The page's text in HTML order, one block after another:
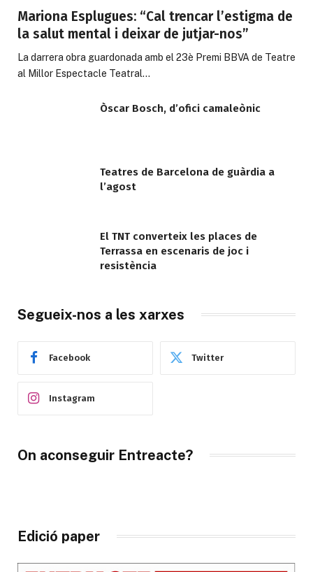
Mariona Esplugues: “Cal trencar l’estigma de
la salut mental i deixar de jutjar-nos”
La darrera obra guardonada amb el 23è Premi BBVA de Teatre
al Millor Espectacle Teatral…
Òscar Bosch, d’ofici camaleònic
Teatres de Barcelona de guàrdia a
l’agost
El TNT converteix les places de
Terrassa en escenaris de joc i
resistència
Segueix-nos a les xarxes
Facebook Twitter
Instagram
On aconseguir Entreacte?
Edició paper